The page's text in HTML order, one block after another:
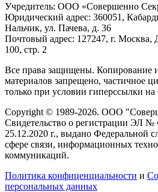
Учредитель: ООО «Совершенно
Юридический адрес: 360051,
Нальчик, ул. Пачева, д. 36
Почтовый адрес: 127247, г. Москва,
100, стр. 2
Все права защищены. Копирование
материалов запрещено, частичное
только при условии гиперссылки на
Copyright © 1989-2026. ООО
Свидетельство о регистрации ЭЛ
25.12.2020 г., выдано Федеральной
сфере связи, информационных
коммуникаций.
Политика конфиценциальности и
персональных данных